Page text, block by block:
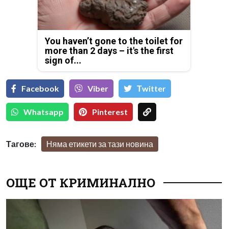
You haven’t gone to the toilet for
more than 2 days – it's the first
sign of...
Facebook Viber Тwitter
Whatsapp Pinterest
Тагове: Няма етикети за тази новина
ОЩЕ ОТ КРИМИНАЛНО